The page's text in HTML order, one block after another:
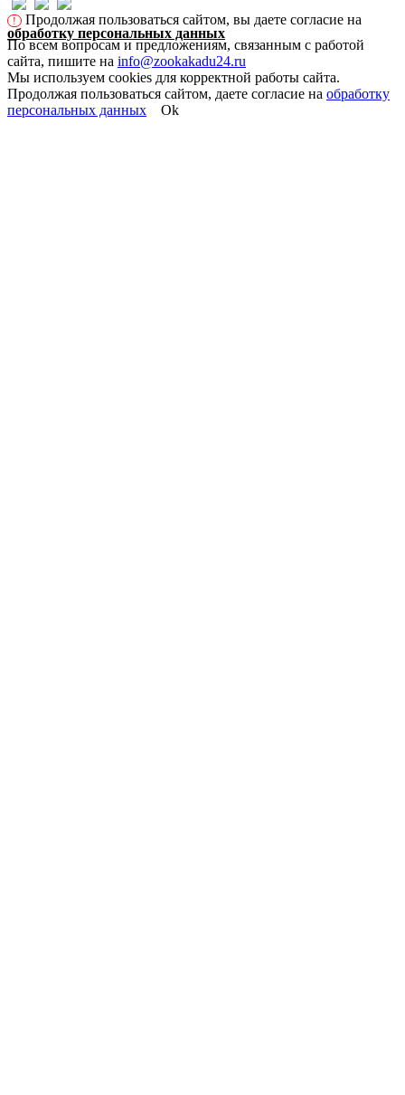
!
Продолжая пользоваться сайтом, вы даете согласие на
обработку персональных данных
По всем вопросам и предложениям, связанным с работой
сайта, пишите на info@zookakadu24.ru
Мы используем cookies для корректной работы сайта.
Продолжая пользоваться сайтом, даете согласие на обработку
персональных данных
Ok